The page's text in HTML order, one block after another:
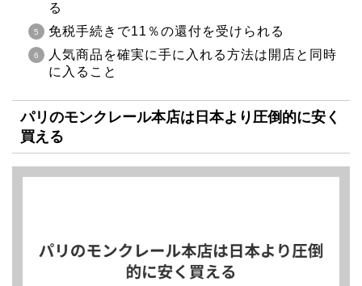
る
免税手続きで11％の還付を受けられる
人気商品を確実に手に入れる方法は開店と同時
に入ること
パリのモンクレール本店は日本より圧倒的に安く
買える